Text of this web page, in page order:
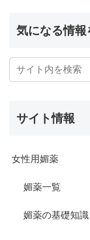
気になる情報
サイト情報
女性用媚薬
媚薬一覧
媚薬の基礎知識